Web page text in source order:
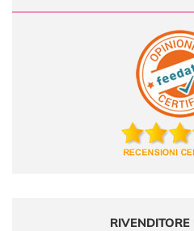
RIVENDITORE